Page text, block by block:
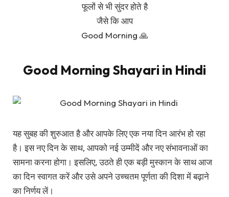
फूलों से भी सुंदर होते है
जैसे कि आप
Good Morning 🙏
Good Morning Shayari in Hindi
यह सुबह की शुरुआत है और आपके लिए एक नया दिन आरंभ हो रहा
है। इस नए दिन के साथ, आपको नई उम्मीदें और नए संभावनाओं का
सामना करना होगा। इसलिए, उठते ही एक बड़ी मुस्कान के साथ आज
का दिन स्वागत करें और उसे अपने उच्चतम पूर्णता की दिशा में बढ़ाने
का निर्णय लें।